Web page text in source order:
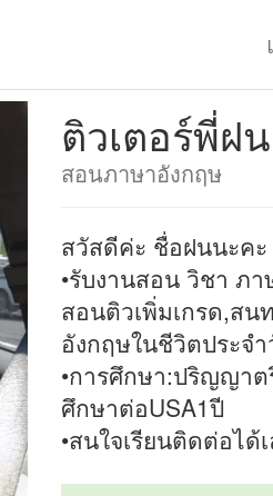
ติวเตอร์พี่ฝน
สอนภาษาอังกฤษ
สวัสดีค่ะ ชื่อฝนนะคะ
•รับงานสอน วิชา ภ
สอนติวเพิ่มเกรด,สน
อังกฤษในชีวิตประจ
•การศึกษา:ปริญญา
ศึกษาต่อUSA1ปี
•สนใจเรียนติดต่อไ